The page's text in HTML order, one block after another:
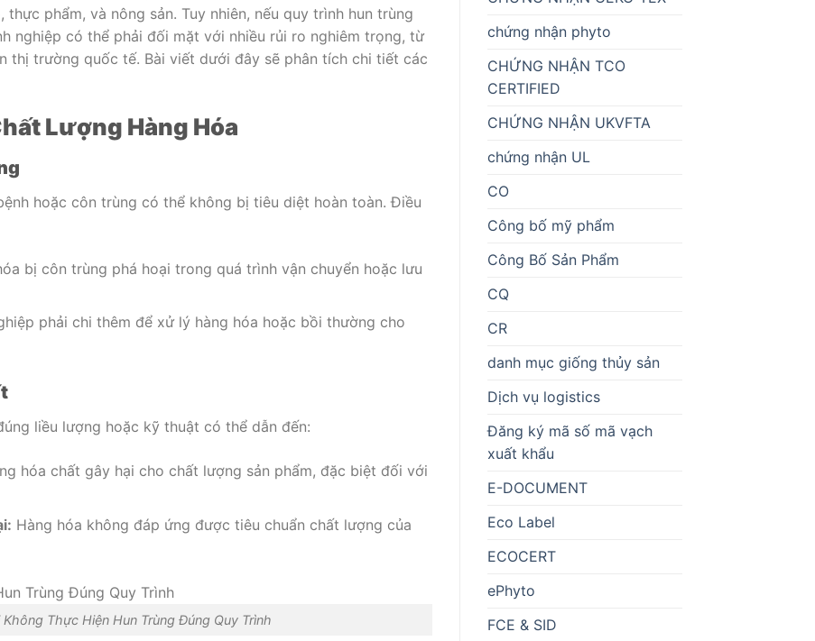
phẩm, và nông sản. Tuy nhiên, nếu quy trình hun trùng
nghiệp có thể phải đối mặt với nhiều rủi ro nghiêm trọng, từ
thị trường quốc tế. Bài viết dưới đây sẽ phân tích chi tiết các
Lượng Hàng Hóa
hoặc côn trùng có thể không bị tiêu diệt hoàn toàn. Điều
bị côn trùng phá hoại trong quá trình vận chuyển hoặc lưu
phải chi thêm để xử lý hàng hóa hoặc bồi thường cho
liều lượng hoặc kỹ thuật có thể dẫn đến:
hóa chất gây hại cho chất lượng sản phẩm, đặc biệt đối với
Hàng hóa không đáp ứng được tiêu chuẩn chất lượng của
Không Thực Hiện Hun Trùng Đúng Quy Trình
chứng nhận phyto
CHỨNG NHẬN TCO
CERTIFIED
CHỨNG NHẬN UKVFTA
chứng nhận UL
CO
Công bố mỹ phẩm
Công Bố Sản Phẩm
CQ
CR
danh mục giống thủy sản
Dịch vụ logistics
Đăng ký mã số mã vạch
xuất khẩu
E-DOCUMENT
Eco Label
ECOCERT
ePhyto
FCE & SID